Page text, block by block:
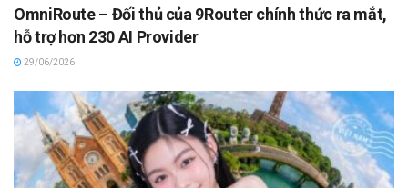
OmniRoute – Đối thủ của 9Router chính thức ra mắt,
hỗ trợ hơn 230 AI Provider
29/06/2026